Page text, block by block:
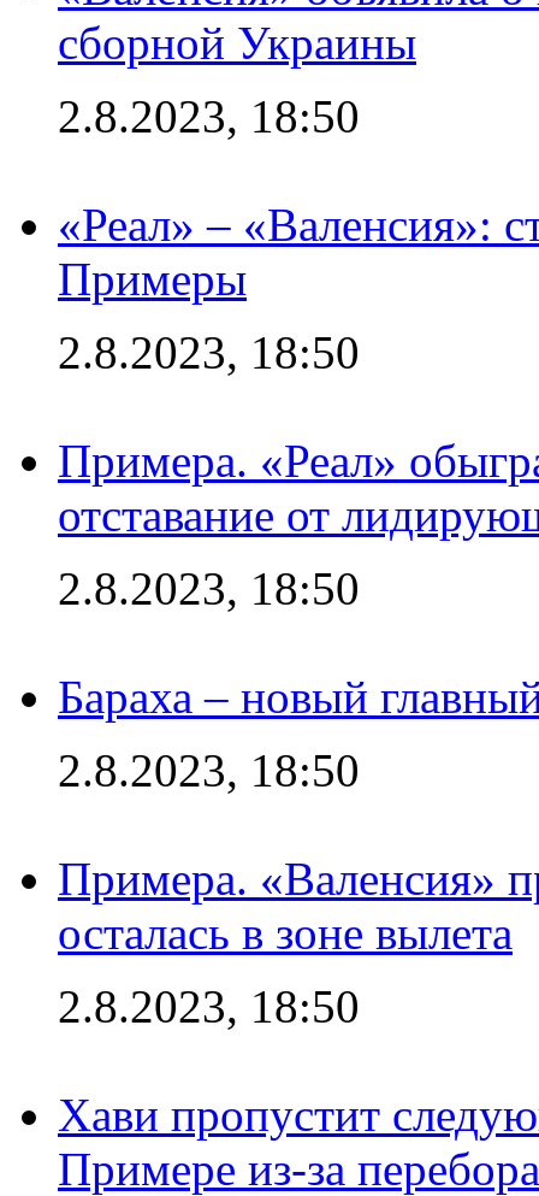
сборной Украины
2.8.2023, 18:50
«Реал» – «Валенсия»:
Примеры
2.8.2023, 18:50
Примера. «Реал»
отставание от
2.8.2023, 18:50
Бараха – новый
2.8.2023, 18:50
Примера. «Валенсия»
осталась в зоне вылета
2.8.2023, 18:50
Хави пропустит
Примере из-за